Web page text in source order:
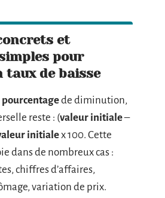
et
pour
taux de baisse
pourcentagede diminution,
reste : (valeur initiale–
initialex 100. Cette
dans de nombreux cas :
chiffres d’affaires,
variation de prix.